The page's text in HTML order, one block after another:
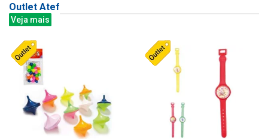
Outlet Atef
Veja mais